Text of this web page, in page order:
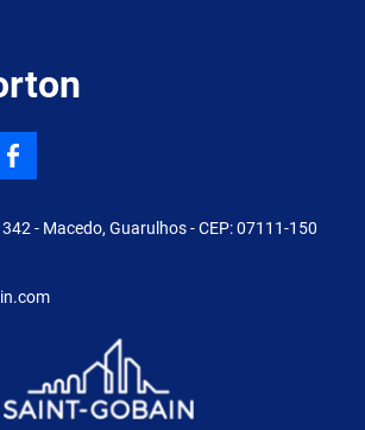
- Macedo, Guarulhos - CEP: 07111-150